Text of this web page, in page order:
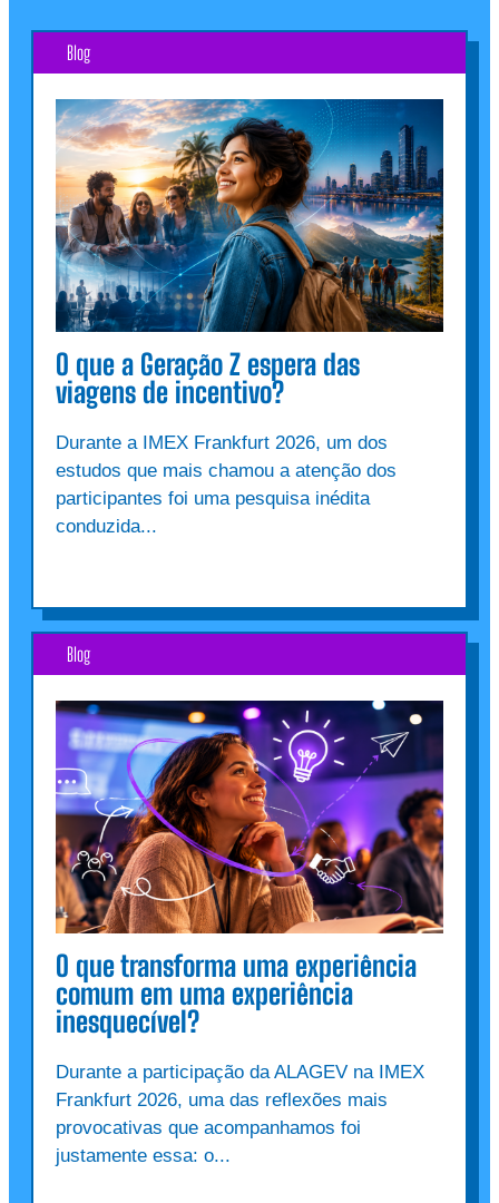
Blog
O que a Geração Z espera das
viagens de incentivo?
Durante a IMEX Frankfurt 2026, um dos
estudos que mais chamou a atenção dos
participantes foi uma pesquisa inédita
conduzida...
Blog
O que transforma uma experiência
comum em uma experiência
inesquecível?
Durante a participação da ALAGEV na IMEX
Frankfurt 2026, uma das reflexões mais
provocativas que acompanhamos foi
justamente essa: o...